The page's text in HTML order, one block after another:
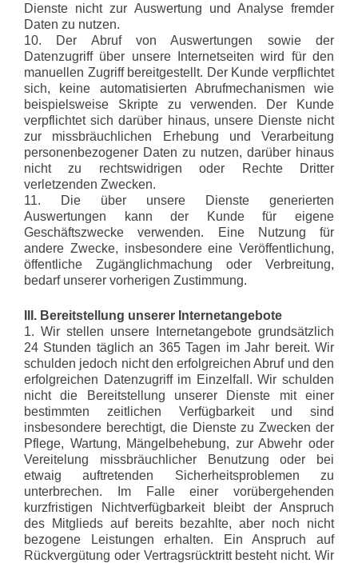
Dienste nicht zur Auswertung und Analyse fremder
Daten zu nutzen.
10. Der Abruf von Auswertungen sowie der
Datenzugriff über unsere Internetseiten wird für den
manuellen Zugriff bereitgestellt. Der Kunde verpflichtet
sich, keine automatisierten Abrufmechanismen wie
beispielsweise Skripte zu verwenden. Der Kunde
verpflichtet sich darüber hinaus, unsere Dienste nicht
zur missbräuchlichen Erhebung und Verarbeitung
personenbezogener Daten zu nutzen, darüber hinaus
nicht zu rechtswidrigen oder Rechte Dritter
verletzenden Zwecken.
11. Die über unsere Dienste generierten
Auswertungen kann der Kunde für eigene
Geschäftszwecke verwenden. Eine Nutzung für
andere Zwecke, insbesondere eine Veröffentlichung,
öffentliche Zugänglichmachung oder Verbreitung,
bedarf unserer vorherigen Zustimmung.
III. Bereitstellung unserer Internetangebote
1. Wir stellen unsere Internetangebote grundsätzlich
24 Stunden täglich an 365 Tagen im Jahr bereit. Wir
schulden jedoch nicht den erfolgreichen Abruf und den
erfolgreichen Datenzugriff im Einzelfall. Wir schulden
nicht die Bereitstellung unserer Dienste mit einer
bestimmten zeitlichen Verfügbarkeit und sind
insbesondere berechtigt, die Dienste zu Zwecken der
Pflege, Wartung, Mängelbehebung, zur Abwehr oder
Vereitelung missbräuchlicher Benutzung oder bei
etwaig auftretenden Sicherheitsproblemen zu
unterbrechen. Im Falle einer vorübergehenden
kurzfristigen Nichtverfügbarkeit bleibt der Anspruch
des Mitglieds auf bereits bezahlte, aber noch nicht
bezogene Leistungen erhalten. Ein Anspruch auf
Rückvergütung oder Vertragsrücktritt besteht nicht. Wir